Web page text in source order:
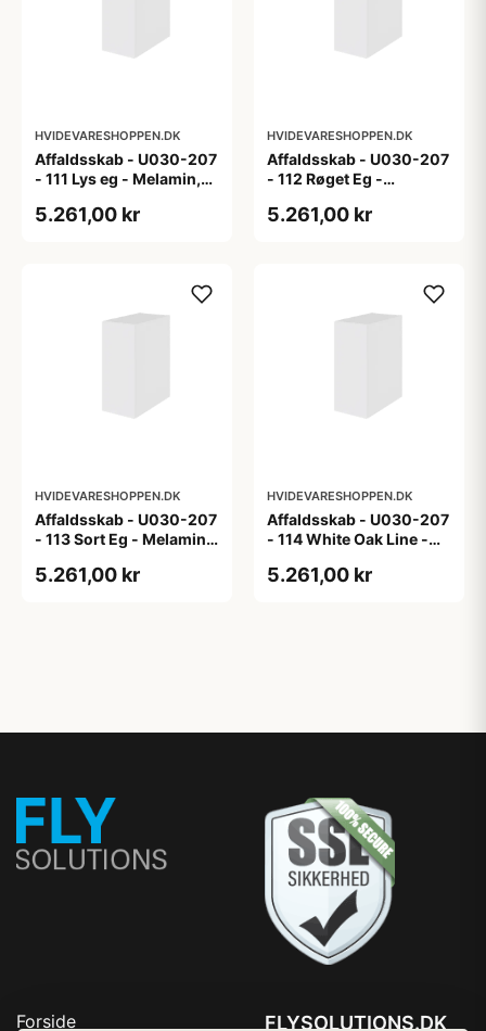
HVIDEVARESHOPPEN.DK
Affaldsskab - U030-207
- 111 Lys eg - Melamin,
5.261,00 kr
HVIDEVARESHOPPEN.DK
Affaldsskab - U030-207
- 112 Røget Eg -
5.261,00 kr
HVIDEVARESHOPPEN.DK
Affaldsskab - U030-207
- 113 Sort Eg - Melamin,
5.261,00 kr
HVIDEVARESHOPPEN.DK
Affaldsskab - U030-207
- 114 White Oak Line -
5.261,00 kr
Forside FLYSOLUTIONS.DK